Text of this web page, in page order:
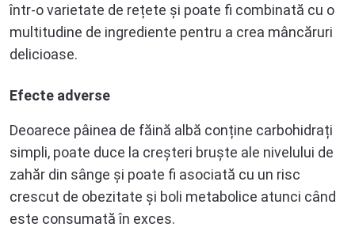
într-o varietate de rețete și poate fi combinată cu o
multitudine de ingrediente pentru a crea mâncăruri
delicioase.
Efecte adverse
Deoarece pâinea de făină albă conține carbohidrați
simpli, poate duce la creșteri bruște ale nivelului de
zahăr din sânge și poate fi asociată cu un risc
crescut de obezitate și boli metabolice atunci când
este consumată în exces.